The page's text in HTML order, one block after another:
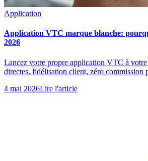
Application
Application VTC marque blanche:
2026
Lancez votre propre application VTC à votre
directes, fidélisation client, zéro commission
4 mai 2026Lire l'article